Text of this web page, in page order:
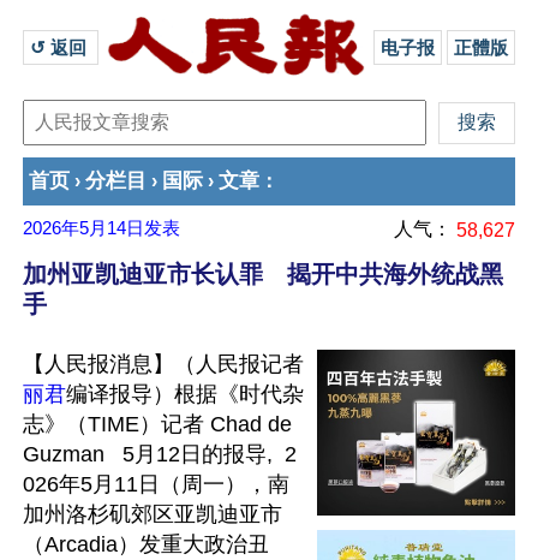
↺ 返回 电子报 正體版
首页 › 分栏目 › 国际 › 文章 ：
2026年5月14日 发表 人气： 58,627
加州亚凯迪亚市长认罪 揭开中共海外统战黑
手
【人民报消息】（人民报记者
丽君编译报导）根据《时代杂
志》（TIME）记者 Chad de
Guzman   5月12日的报导,  2
026年5月11日（周一），南
加州洛杉矶郊区亚凯迪亚市
（Arcadia）发重大政治丑